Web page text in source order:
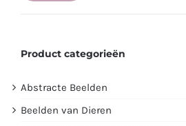
Product categorieën
Abstracte Beelden
Beelden van Dieren